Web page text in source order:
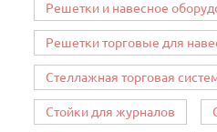
Решетки и навесное
Решетки торговые для
Стеллажная торговая
Стойки для журналов